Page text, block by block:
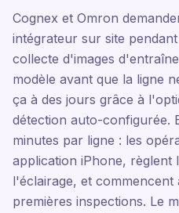
Cognex et Omron
intégrateur sur site
collecte d'images
modèle avant que la ligne
ça à des jours grâce à
détection auto-configurée.
minutes par ligne : les
application iPhone, règlent
l'éclairage, et
premières inspections. Le